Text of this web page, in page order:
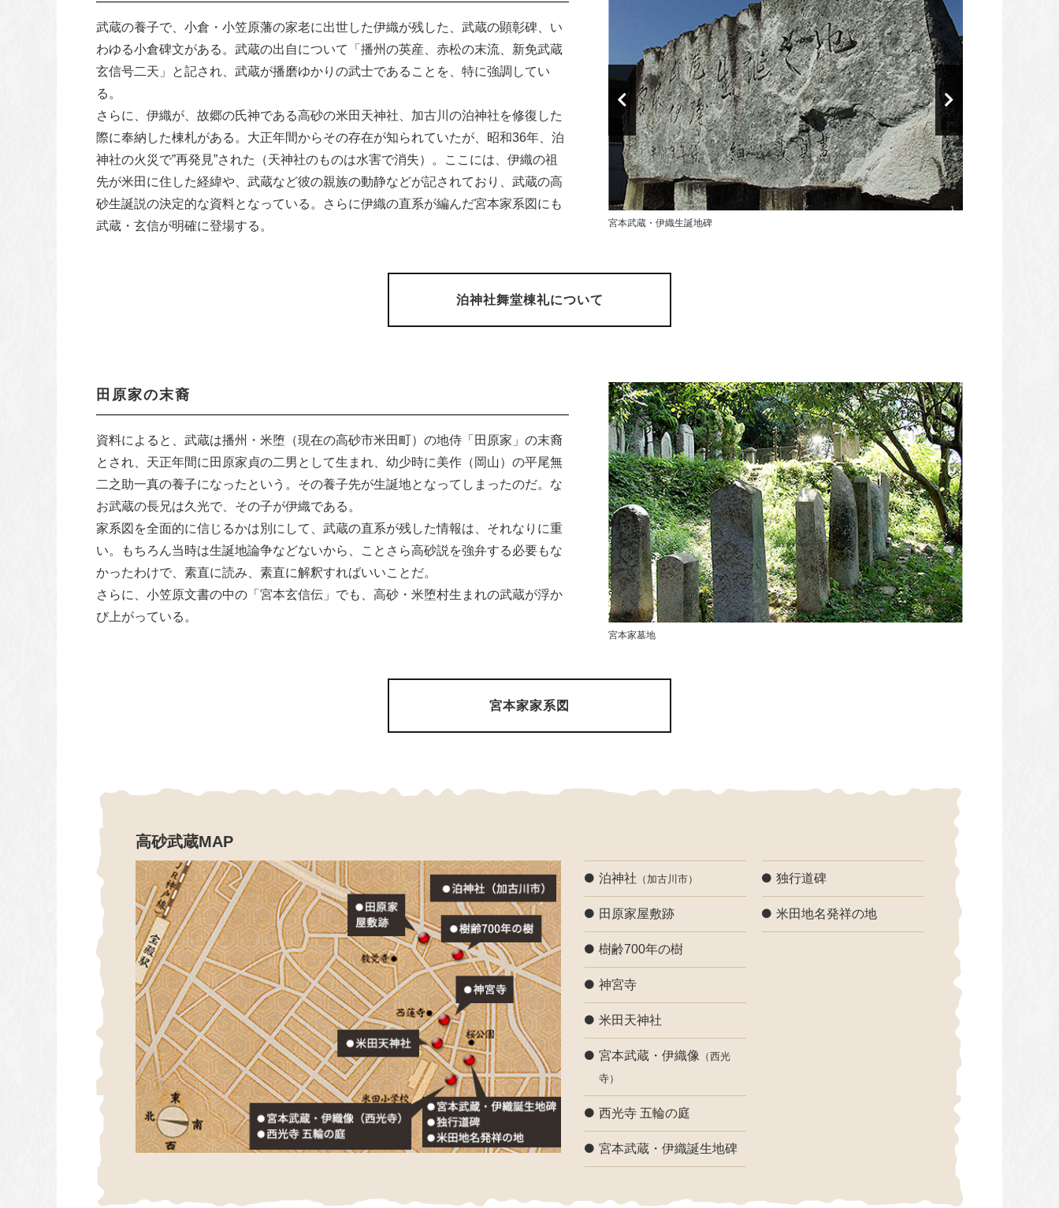
泊神社舞堂棟礼(泊神社蔵) 宮本武蔵・伊織生誕地碑
武蔵の養子で、小倉・小笠原藩の家老に出世した伊織が残した、武蔵の顕彰碑、い
わゆる小倉碑文がある。武蔵の出自について「播州の英産、赤松の末流、新免武蔵
玄信号二天」と記され、武蔵が播磨ゆかりの武士であることを、特に強調してい
る。
さらに、伊織が、故郷の氏神である高砂の米田天神社、加古川の泊神社を修復した
際に奉納した棟札がある。大正年間からその存在が知られていたが、昭和36年、泊
神社の火災で”再発見”された（天神社のものは水害で消失）。ここには、伊織の祖
先が米田に住した経緯や、武蔵など彼の親族の動静などが記されており、武蔵の高
砂生誕説の決定的な資料となっている。さらに伊織の直系が編んだ宮本家系図にも
武蔵・玄信が明確に登場する。
泊神社舞堂棟礼について
宮本家墓地
田原家の末裔
資料によると、武蔵は播州・米堕（現在の高砂市米田町）の地侍「田原家」の末裔
とされ、天正年間に田原家貞の二男として生まれ、幼少時に美作（岡山）の平尾無
二之助一真の養子になったという。その養子先が生誕地となってしまったのだ。な
お武蔵の長兄は久光で、その子が伊織である。
家系図を全面的に信じるかは別にして、武蔵の直系が残した情報は、それなりに重
い。もちろん当時は生誕地論争などないから、ことさら高砂説を強弁する必要もな
かったわけで、素直に読み、素直に解釈すればいいことだ。
さらに、小笠原文書の中の「宮本玄信伝」でも、高砂・米堕村生まれの武蔵が浮か
び上がっている。
宮本家家系図
高砂武蔵MAP
泊神社 （加古川市）
田原家屋敷跡
樹齢700年の樹
神宮寺
米田天神社
宮本武蔵・伊織像 （西光
寺）
西光寺 五輪の庭
宮本武蔵・伊織誕生地碑
独行道碑
米田地名発祥の地